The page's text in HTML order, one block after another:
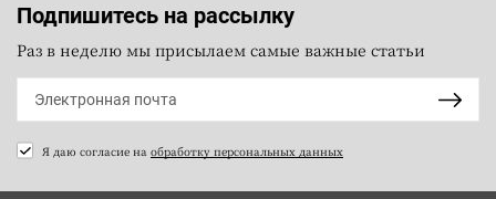
Подпишитесь на рассылку
Раз в неделю мы присылаем самые важные статьи
Я даю согласие на обработку персональных данных